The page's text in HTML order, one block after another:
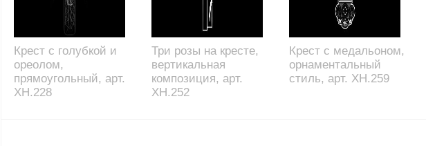
Крест с голубкой и
ореолом,
прямоугольный, арт.
XH.228
Три розы на кресте,
вертикальная
композиция, арт.
XH.252
Крест с медальоном,
орнаментальный
стиль, арт. XH.259